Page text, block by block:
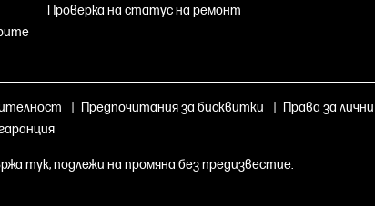
Проверка на статус на ремонт
Предпочитания за бисквитки Права за
тук, подлежи на промяна без предизвестие.